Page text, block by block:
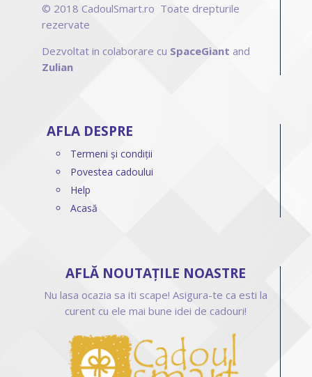
© 2018 CadoulSmart.ro Toate drepturile
rezervate
Dezvoltat in colaborare cu SpaceGiant and
Zulian
AFLA DESPRE
Termeni și condiții
Povestea cadoului
Help
Acasă
AFLĂ NOUTAȚILE NOASTRE
Nu lasa ocazia sa iti scape! Asigura-te ca esti la
curent cu ele mai bune idei de cadouri!